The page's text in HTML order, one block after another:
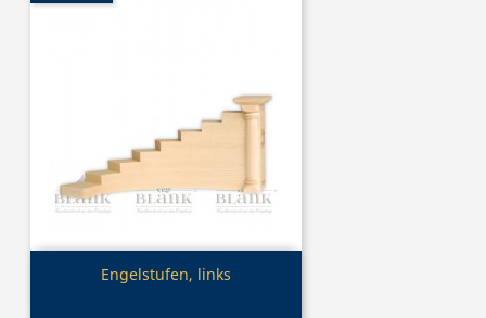
Vorschau
Engelstufen, links